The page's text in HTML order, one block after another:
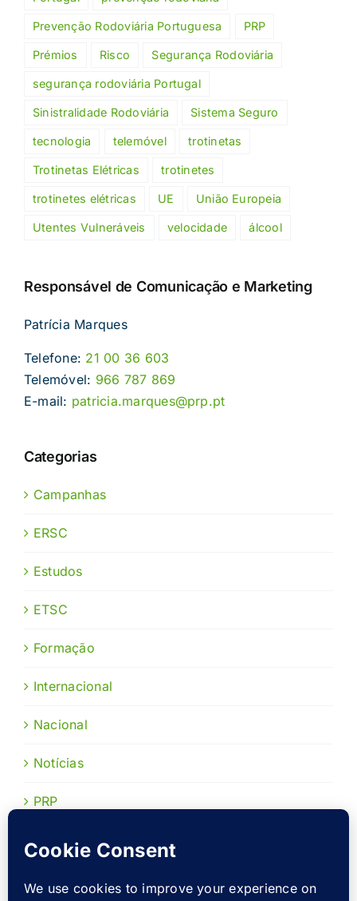
Prevenção Rodoviária Portuguesa PRP
Prémios Risco Segurança Rodoviária
segurança rodoviária Portugal
Sinistralidade Rodoviária Sistema Seguro
tecnologia telemóvel trotinetas
Trotinetas Elétricas trotinetes
trotinetes elétricas UE União Europeia
Utentes Vulneráveis velocidade álcool
Responsável de Comunicação e Marketing
Patrícia Marques
Telefone: 21 00 36 603
Telemóvel: 966 787 869
E-mail: patricia.marques@prp.pt
Categorias
Campanhas
ERSC
Estudos
ETSC
Formação
Internacional
Nacional
Notícias
PRP
Publicações